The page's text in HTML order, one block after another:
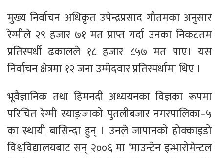
मुख्य निर्वाचन अधिकृत उपेन्द्रप्रसाद गौतमका अनुसार
रेग्मीले २९ हजार ७१ मत प्राप्त गर्दा उनका निकटतम
प्रतिस्पर्धी ढकालले १८ हजार ८५७ मत पाए। यस
निर्वाचन क्षेत्रमा १२ जना उम्मेदवार प्रतिस्पर्धामा थिए ।
भूवैज्ञानिक तथा हिमनदी अध्ययनका विज्ञका रूपमा
परिचित रेग्मी स्याङ्जाको पुतलीबजार नगरपालिका–५
का स्थायी बासिन्दा हुन् । उनले जापानको होक्काइडो
विश्वविद्यालयबाट सन् २००६ मा ‘माउन्टेन इन्भारोमेन्टल